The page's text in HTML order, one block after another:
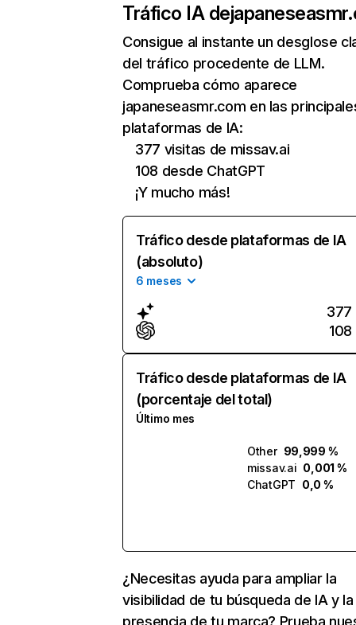
Tráfico IA de
Consigue al instante un desglose
del tráfico procedente de LLM.
Comprueba cómo aparece
japaneseasmr.com en las
plataformas de IA:
377 visitas de missav.ai
108 desde ChatGPT
¡Y mucho más!
Tráfico desde plataformas de IA
(absoluto)
6 meses
377
108
Tráfico desde plataformas de IA
(porcentaje del total)
Último mes
Other 99,999 %
missav.ai 0,001 %
ChatGPT 0,0 %
¿Necesitas ayuda para ampliar la
visibilidad de tu búsqueda de IA y la
presencia de tu marca? Prueba